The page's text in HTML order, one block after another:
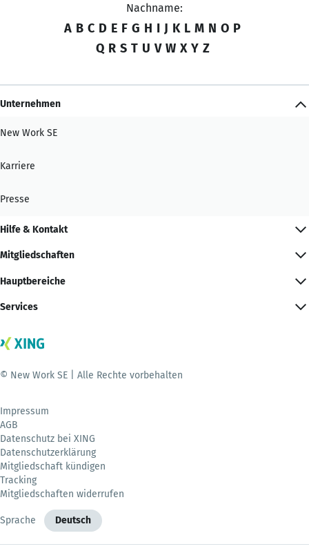
Nachname:
A B C D E F G H I J K L M N O P
Q R S T U V W X Y Z
Unternehmen
New Work SE
Karriere
Presse
Hilfe & Kontakt
Mitgliedschaften
Hauptbereiche
Services
© New Work SE | Alle Rechte vorbehalten
Impressum
AGB
Datenschutz bei XING
Datenschutzerklärung
Mitgliedschaft kündigen
Tracking
Mitgliedschaften widerrufen
Sprache Deutsch